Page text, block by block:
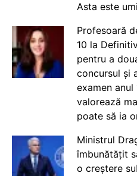
Asta este
Profesoară
10 la
pentru a
concursul și
examen
valorează
poate să ia
Ministrul
îmbunătățit
o creștere